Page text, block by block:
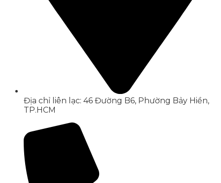
Địa chỉ liên lạc: 46 Đường B6, Phường Bảy Hiền,
TP.HCM